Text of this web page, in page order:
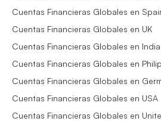
Cuentas Financieras Globales en
Cuentas Financieras Globales en UK
Cuentas Financieras Globales en India
Cuentas Financieras Globales en
Cuentas Financieras Globales en
Cuentas Financieras Globales en USA
Cuentas Financieras Globales en